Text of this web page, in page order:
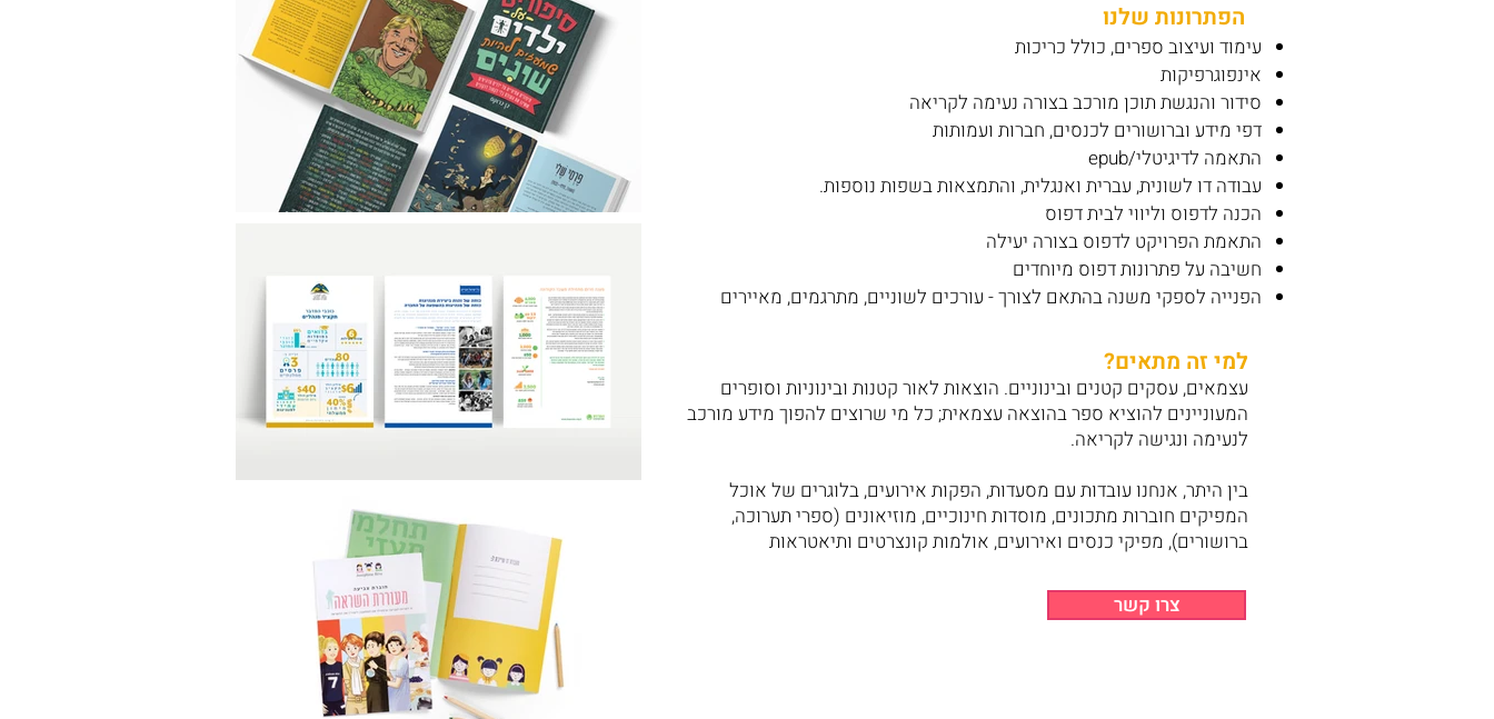
הפתרונות שלנו
עימוד ועיצוב ספרים, כולל כריכות
אינפוגרפיקות
סידור והנגשת תוכן מורכב בצורה נעימה לקריאה
דפי מידע וברושורים לכנסים, חברות ועמותות
התאמה לדיגיטלי/epub
עבודה דו לשונית, עברית ואנגלית, והתמצאות בשפות נוספות.
הכנה לדפוס וליווי לבית דפוס
התאמת הפרויקט לדפוס בצורה יעילה
חשיבה על פתרונות דפוס מיוחדים
הפנייה לספקי משנה בהתאם לצורך - עורכים לשוניים, מתרגמים, מאיירים
למי זה מתאים?
עצמאים, עסקים קטנים ובינוניים. הוצאות לאור קטנות ובינוניות וסופרים
המעוניינים להוציא ספר בהוצאה עצמאית; כל מי שרוצים להפוך מידע מורכב
לנעימה ונגישה לקריאה.
בין היתר, אנחנו עובדות עם מסעדות, הפקות אירועים, בלוגרים של אוכל
המפיקים חוברות מתכונים, מוסדות חינוכיים, מוזיאונים (ספרי תערוכה,
ברושורים), מפיקי כנסים ואירועים, אולמות קונצרטים ותיאטראות
צרו קשר